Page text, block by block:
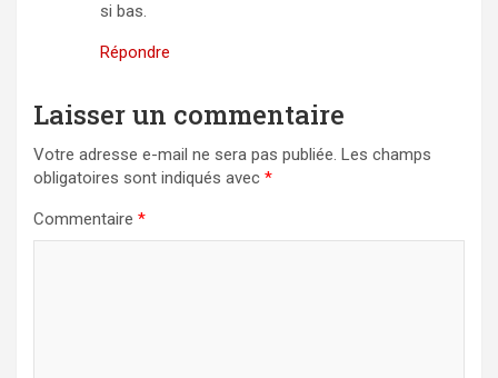
si bas.
Répondre
Laisser un commentaire
Votre adresse e-mail ne sera pas publiée. Les champs
obligatoires sont indiqués avec *
Commentaire *